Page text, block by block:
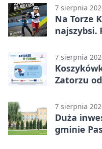
7 sierpnia
Na Torze
najszybsi.
7 sierpnia
Zatorzu
7 sierpnia
Duża
gminie